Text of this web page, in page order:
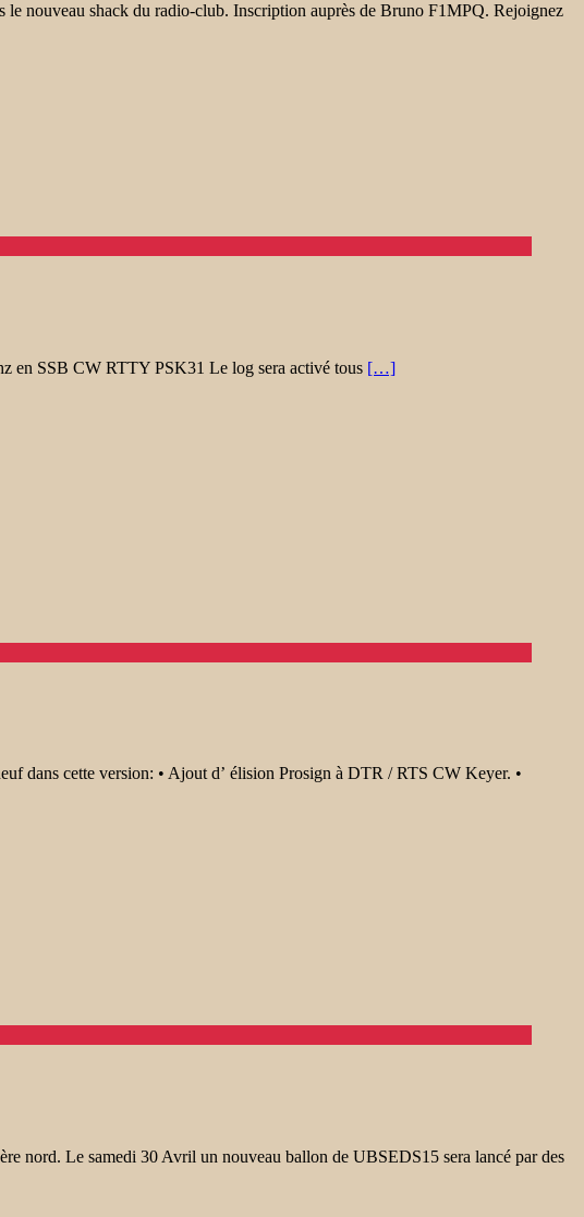
nouveau shack du radio-club. Inscription auprès de Bruno F1MPQ. Rejoignez
en SSB CW RTTY PSK31 Le log sera activé tous […]
dans cette version: • Ajout d’ élision Prosign à DTR / RTS CW Keyer. •
nord. Le samedi 30 Avril un nouveau ballon de UBSEDS15 sera lancé par des